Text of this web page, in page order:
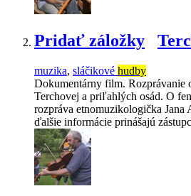
Pridať záložky
muzika, sláčikové hudby
Dokumentárny film. Rozprávanie
Terchovej a priľahlých osád. O
rozpráva etnomuzikologička Jana
ďalšie informácie prinášajú